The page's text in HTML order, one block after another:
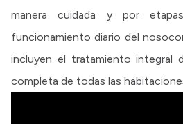
manera cuidada y por
funcionamiento diario del
incluyen el tratamiento integral
completa de todas las